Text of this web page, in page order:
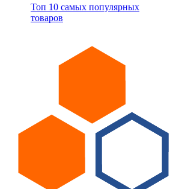
Топ 10 самых популярных
товаров